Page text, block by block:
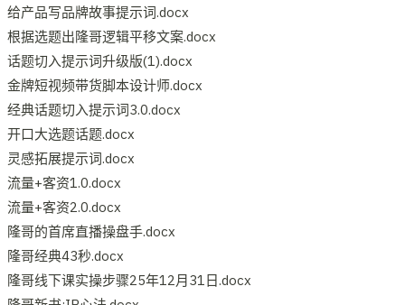
给产品写品牌故事提示词.docx
根据选题出隆哥逻辑平移文案.docx
话题切入提示词升级版(1).docx
金牌短视频带货脚本设计师.docx
经典话题切入提示词3.0.docx
开口大选题话题.docx
灵感拓展提示词.docx
流量+客资1.0.docx
流量+客资2.0.docx
隆哥的首席直播操盘手.docx
隆哥经典43秒.docx
隆哥线下课实操步骤25年12月31日.docx